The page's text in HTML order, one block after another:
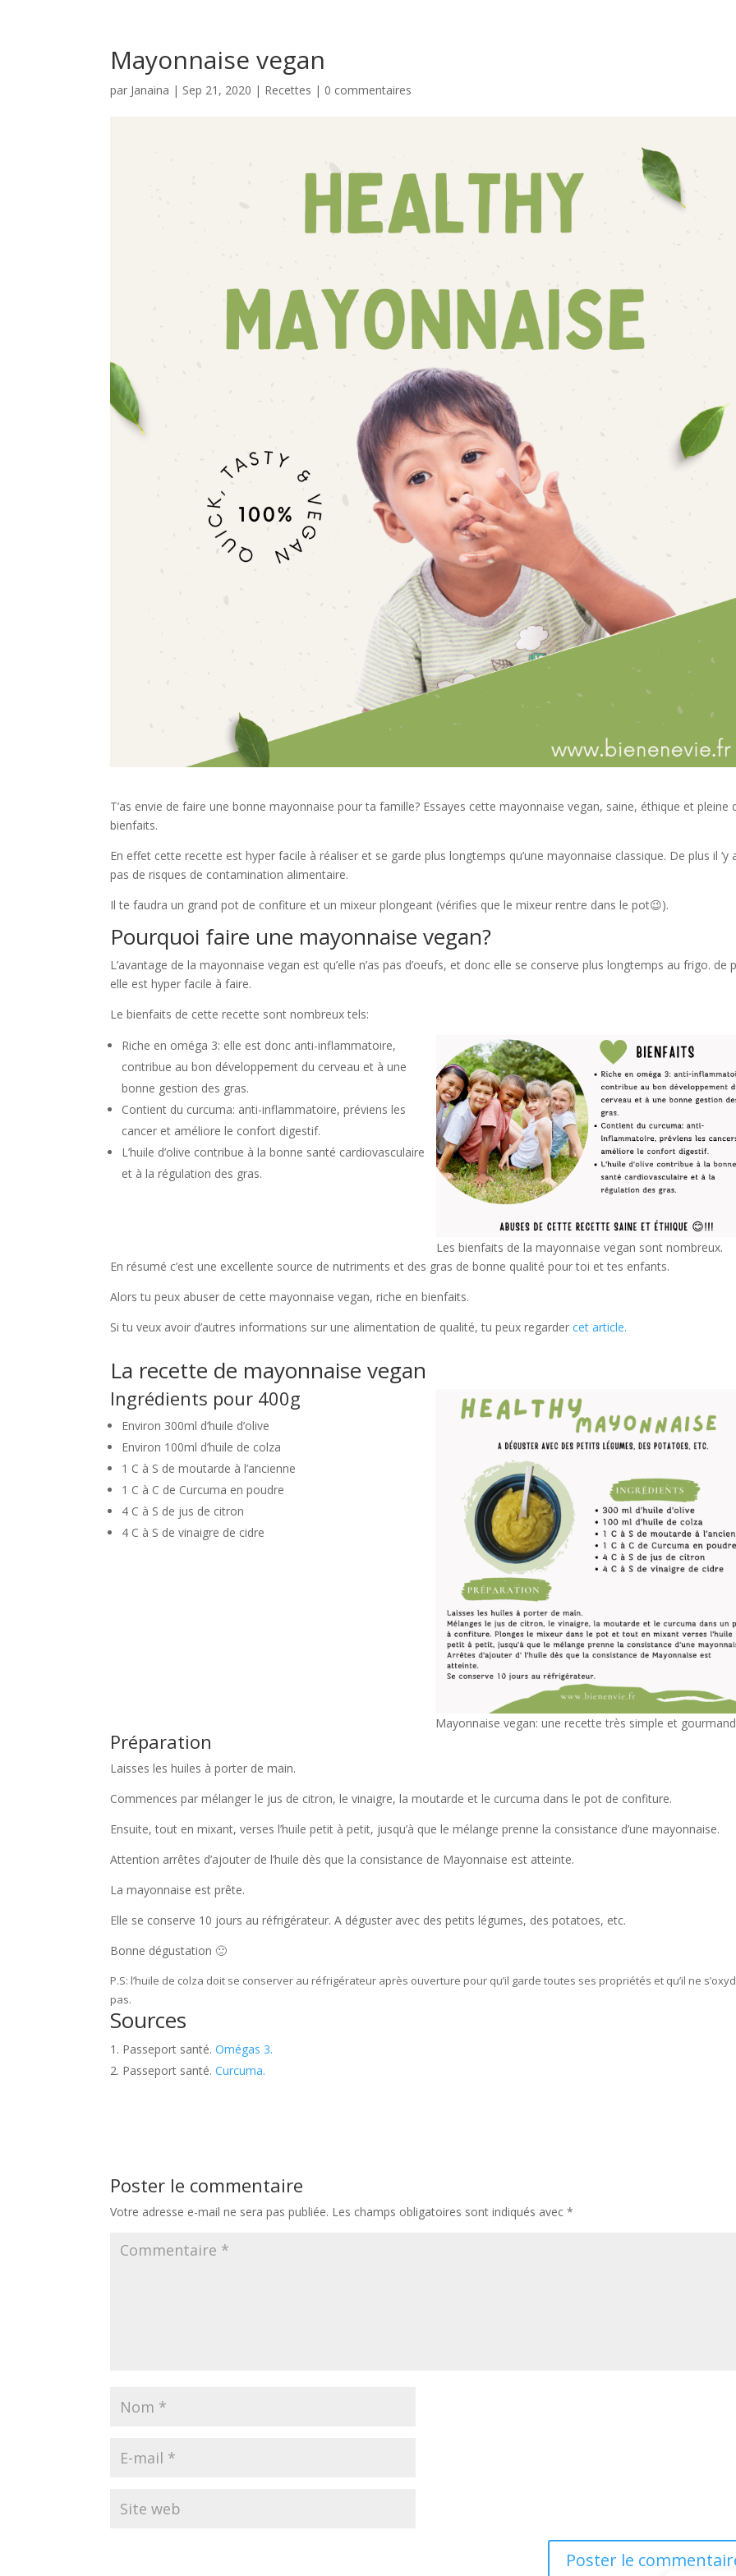
Mayonnaise vegan
par Janaina | Sep 21, 2020 | Recettes | 0 commentaires
T’as envie de faire une bonne mayonnaise pour ta famille? Essayes cette mayonnaise vegan, saine, éthique et pleine
bienfaits.
En effet cette recette est hyper facile à réaliser et se garde plus longtemps qu’une mayonnaise classique. De plus il ‘y
pas de risques de contamination alimentaire.
Il te faudra un grand pot de confiture et un mixeur plongeant (vérifies que le mixeur rentre dans le pot😉).
Pourquoi faire une mayonnaise vegan?
L’avantage de la mayonnaise vegan est qu’elle n’as pas d’oeufs, et donc elle se conserve plus longtemps au frigo. de
elle est hyper facile à faire.
Le bienfaits de cette recette sont nombreux tels:
Riche en oméga 3: elle est donc anti-inflammatoire,
contribue au bon développement du cerveau et à une
bonne gestion des gras.
Contient du curcuma: anti-inflammatoire, préviens les
cancer et améliore le confort digestif.
L’huile d’olive contribue à la bonne santé cardiovasculaire
et à la régulation des gras.
Les bienfaits de la mayonnaise vegan sont nombreux.
En résumé c’est une excellente source de nutriments et des gras de bonne qualité pour toi et tes enfants.
Alors tu peux abuser de cette mayonnaise vegan, riche en bienfaits.
Si tu veux avoir d’autres informations sur une alimentation de qualité, tu peux regardercet article.
La recette de mayonnaise vegan
Ingrédients pour 400g
Environ 300ml d’huile d’olive
Environ 100ml d’huile de colza
1 C à S de moutarde à l’ancienne
1 C à C de Curcuma en poudre
4 C à S de jus de citron
4 C à S de vinaigre de cidre
Mayonnaise vegan: une recette très simple et
Préparation
Laisses les huiles à porter de main.
Commences par mélanger le jus de citron, le vinaigre, la moutarde et le curcuma dans le pot de confiture.
Ensuite, tout en mixant, verses l’huile petit à petit, jusqu’à que le mélange prenne la consistance d’une mayonnaise.
Attention arrêtes d’ajouter de l’huile dès que la consistance de Mayonnaise est atteinte.
La mayonnaise est prête.
Elle se conserve 10 jours au réfrigérateur. A déguster avec des petits légumes, des potatoes, etc.
Bonne dégustation 🙂
P.S: l’huile de colza doit se conserver au réfrigérateur après ouverture pour qu’il garde toutes ses propriétés et qu’il ne
pas.
Sources
Passeport santé.Omégas 3.
Passeport santé.Curcuma.
Poster le commentaire
Votre adresse e-mail ne sera pas publiée. Les champs obligatoires sont indiqués avec*